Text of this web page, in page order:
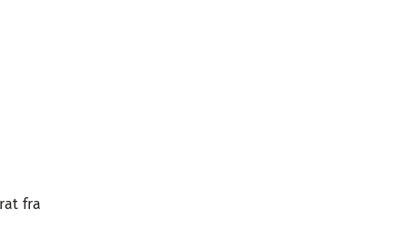
fra